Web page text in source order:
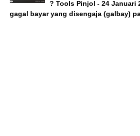
? Tools Pinjol - 24 Januari
gagal bayar yang disengaja (galbay)